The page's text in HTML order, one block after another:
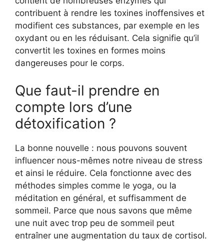
contribuent à rendre les toxines inoffensives et
modifient ces substances, par exemple en les
oxydant ou en les réduisant. Cela signifie qu’il
convertit les toxines en formes moins
dangereuses pour le corps.
Que faut-il prendre en
compte lors d’une
détoxification ?
La bonne nouvelle : nous pouvons souvent
influencer nous-mêmes notre niveau de stress
et ainsi le réduire. Cela fonctionne avec des
méthodes simples comme le yoga, ou la
méditation en général, et suffisamment de
sommeil. Parce que nous savons que même
une nuit avec trop peu de sommeil peut
entraîner une augmentation du taux de cortisol.